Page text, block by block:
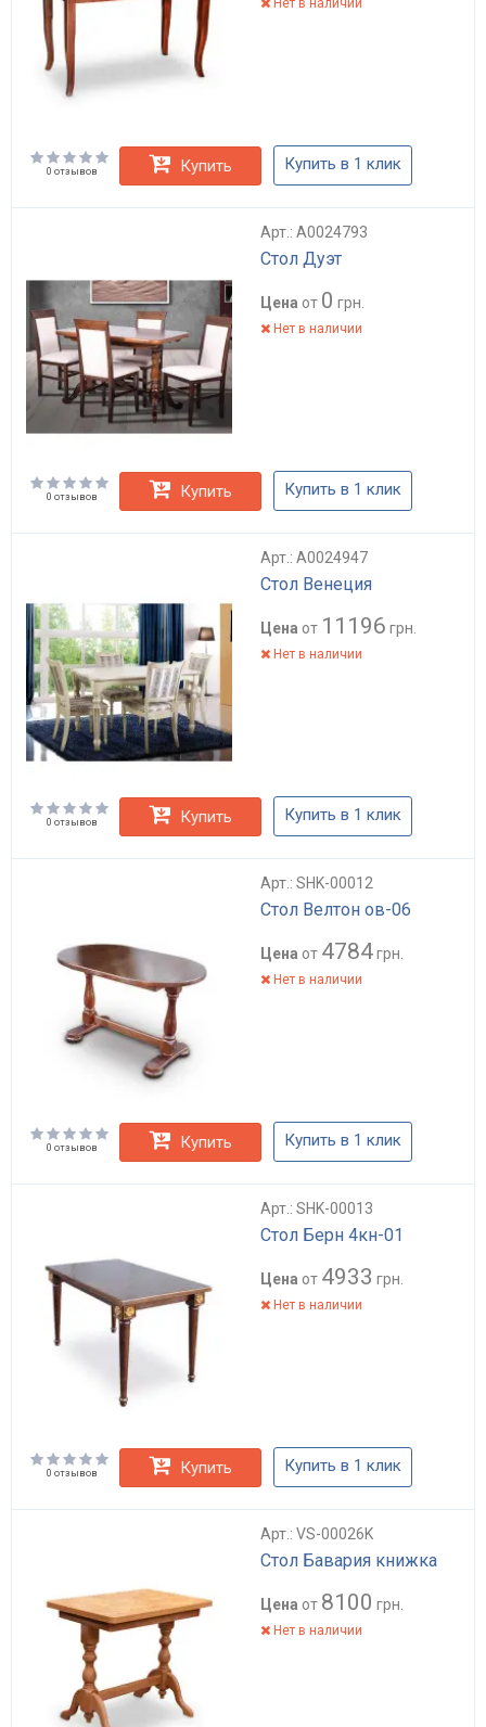
0 отзывов Купить Купить в 1 клик
Арт.: А0024793
Стол Дуэт
Цена от 0 грн.
Нет в наличии
0 отзывов Купить Купить в 1 клик
Арт.: А0024947
Стол Венеция
Цена от 11196 грн.
Нет в наличии
0 отзывов Купить Купить в 1 клик
Арт.: SHK-00012
Стол Велтон ов-06
Цена от 4784грн.
Нет в наличии
0 отзывов Купить Купить в 1 клик
Арт.: SHK-00013
Стол Берн 4кн-01
Цена от 4933 грн.
Нет в наличии
0 отзывов Купить Купить в 1 клик
Арт.: VS-00026K
Стол Бавария книжка
Цена от 8100 грн.
Нет в наличии